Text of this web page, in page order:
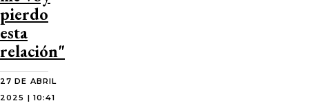
pierdo
esta
relación"
27 DE ABRIL
2025 | 10:41